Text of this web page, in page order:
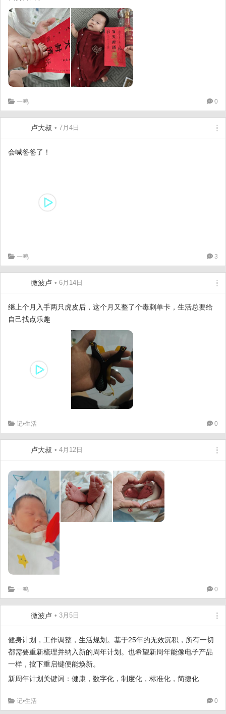
一鸣 0
卢大叔 • 7月4日
会喊爸爸了！
一鸣 3
微波卢 • 6月14日
继上个月入手两只虎皮后，这个月又整了个毒刺单卡，生活总要给
自己找点乐趣
记•生活 0
卢大叔 • 4月12日
一鸣 0
微波卢 • 3月5日
健身计划，工作调整，生活规划。基于25年的无效沉积，所有一切
都需要重新梳理并纳入新的周年计划。也希望新周年能像电子产品
一样，按下重启键便能焕新。
新周年计划关键词：健康，数字化，制度化，标准化，简捷化
记•生活 0